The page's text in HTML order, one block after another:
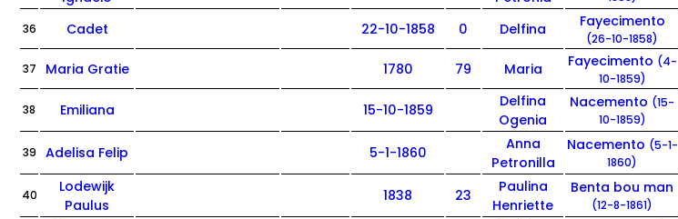
36 Cadet 22-10-1858 0 Delfina Fayecimento
(26-10-1858)
37 Maria Gratie 1780 79 Maria Fayecimento (4-
10-1859)
38 Emiliana 15-10-1859
Delfina
Ogenia
Nacemento (15-
10-1859)
39 Adelisa Felip 5-1-1860
Anna
Petronilla
Nacemento (5-1-
1860)
40
Lodewijk
Paulus
1838 23
Paulina
Henriette
Benta bou man
(12-8-1861)